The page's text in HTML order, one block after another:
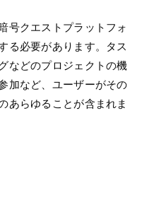
号クエストプラットフォ
る必要があります。タス
などのプロジェクトの機
加など、ユーザーがその
あらゆることが含まれま